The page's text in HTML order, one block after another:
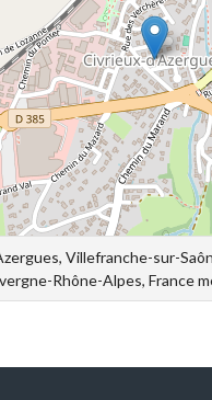
Villefranche-sur-
Rhône-Alpes, France